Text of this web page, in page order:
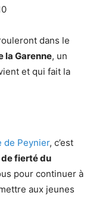
dans le
la Garenne, un
et qui fait la
de Peynier, c’est
fierté du
pour continuer à
aux jeunes